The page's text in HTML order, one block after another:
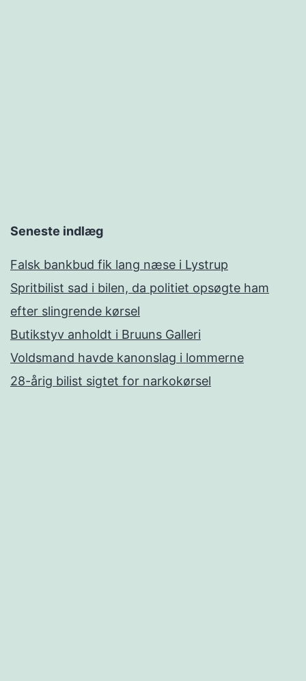
Seneste indlæg
Falsk bankbud fik lang næse i Lystrup
Spritbilist sad i bilen, da politiet opsøgte ham
efter slingrende kørsel
Butikstyv anholdt i Bruuns Galleri
Voldsmand havde kanonslag i lommerne
28-årig bilist sigtet for narkokørsel